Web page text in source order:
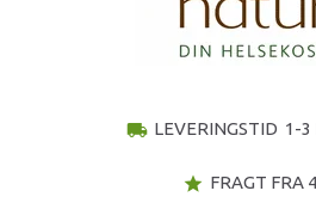
local_shipping LEVERINGSTID 1-3
star FRAGT FRA